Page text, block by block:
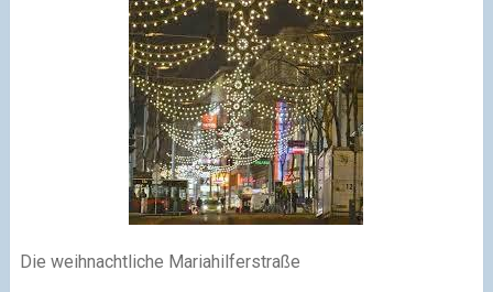
Die weihnachtliche Mariahilferstraße